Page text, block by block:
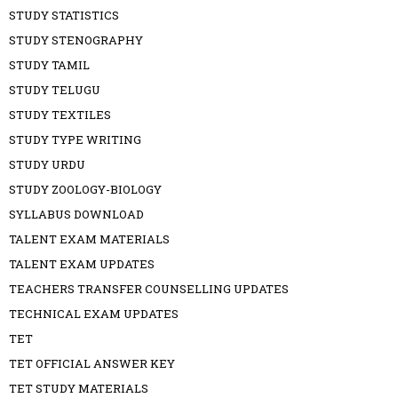
STUDY STATISTICS
STUDY STENOGRAPHY
STUDY TAMIL
STUDY TELUGU
STUDY TEXTILES
STUDY TYPE WRITING
STUDY URDU
STUDY ZOOLOGY-BIOLOGY
SYLLABUS DOWNLOAD
TALENT EXAM MATERIALS
TALENT EXAM UPDATES
TEACHERS TRANSFER COUNSELLING UPDATES
TECHNICAL EXAM UPDATES
TET
TET OFFICIAL ANSWER KEY
TET STUDY MATERIALS